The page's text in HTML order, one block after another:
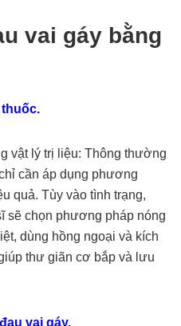
vai gáy bằng
vật lý trị liệu: Thông thường
cần áp dụng phương
quả. Tùy vào tình trạng,
sẽ chọn phương pháp nóng
dùng hồng ngoại và kích
thư giãn cơ bắp và lưu
vai gáy.